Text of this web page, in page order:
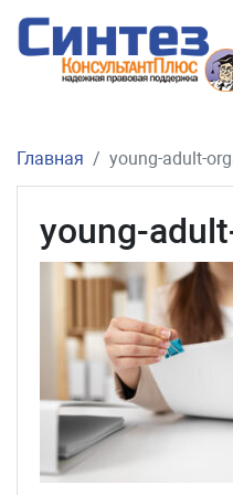
Главная young-adult-
young-